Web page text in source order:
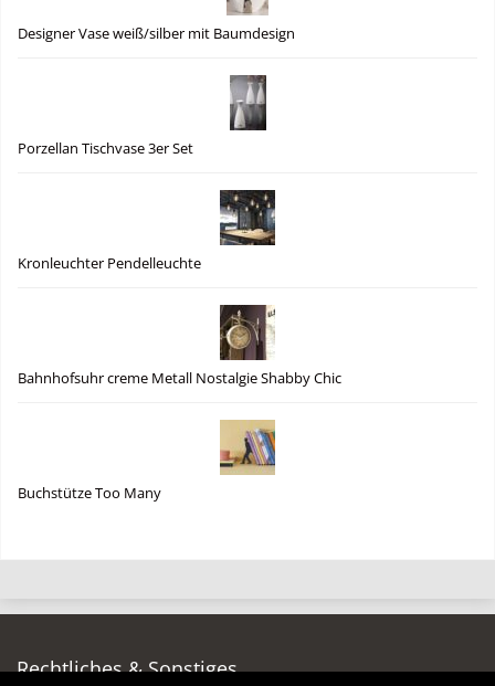
Designer Vase weiß/silber mit Baumdesign
Porzellan Tischvase 3er Set
Kronleuchter Pendelleuchte
Bahnhofsuhr creme Metall Nostalgie Shabby Chic
Buchstütze Too Many
Rechtliches & Sonstiges